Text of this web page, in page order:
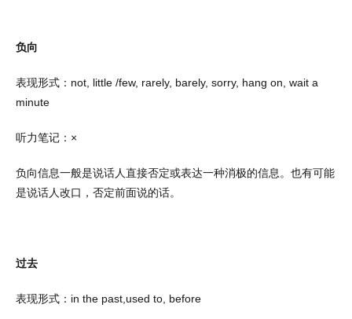
负向
表现形式： not, little /few, rarely, barely, sorry, hang on, wait a
minute
听力笔记：×
负向信息一般是说话人直接否定或表达一种消极的信息。也有可能
是说话人改口，否定前面说的话。
过去
表现形式： in the past,used to, before